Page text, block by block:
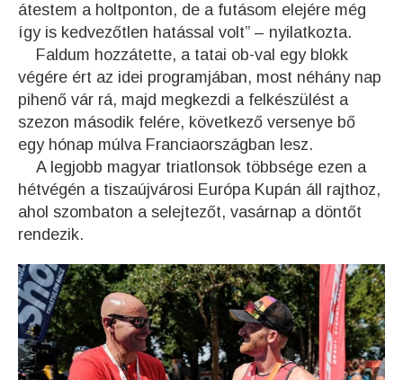
átestem a holtponton, de a futásom elejére még
így is kedvezőtlen hatással volt” – nyilatkozta.
Faldum hozzátette, a tatai ob-val egy blokk
végére ért az idei programjában, most néhány nap
pihenő vár rá, majd megkezdi a felkészülést a
szezon második felére, következő versenye bő
egy hónap múlva Franciaországban lesz.
A legjobb magyar triatlonsok többsége ezen a
hétvégén a tiszaújvárosi Európa Kupán áll rajthoz,
ahol szombaton a selejtezőt, vasárnap a döntőt
rendezik.